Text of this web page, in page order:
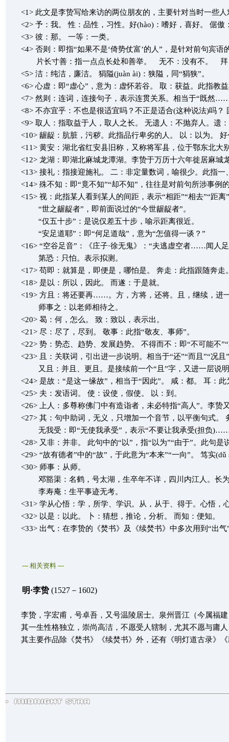
<1> 此文是李贽写给来访的两位朋友的，主要针对当时一些人
<2> 予：我。 性：品性，习性。好(hào)：嗜好，喜好。 倨傲
<3> 彼：那。 一等：一类。
<4> 否则：即指“如果不是‘倚势仗富’的人”，是针对前句宾语
片长寸善：指一点点长处和善举。 无不：没有不。 拜
<5> 洁：纯洁，廉洁。 狷隘(juàn ài)：狭隘，同“狷狭”。
<6> 心虚：即“虚心”，意为：虚怀若谷。 取：获益。此指教
<7> 然则：连词，连接句子，表示连贯关系。相当于“既然……
<8> 不亦宜乎：不也是很适宜吗？不正是适合(这种说法)吗
<9> 取人：指取益于人，取人之长。 无遗人：不抛弃人。遗
<10> 龌龊：肮脏，污秽。此指品行卑劣的人。 以：以为。 好
<11> 黄安：湖北省红安县旧称，又称将军县，位于鄂东北大
<12> 龙湖：即湖北麻城龙潭湖。李贽于万历十六年徙居麻城
<13> 接礼：指接迎施礼。 二：非定量数词，喻很少。此指一
<14> 殊不知：即“竟不知”“却不知”，往往是对前句所涉事例
<15> 视：此指某人看到某人的间距，表示“相距”“相去”“距离
“世之龌龊者”，即前面说过的“今世龌龊者”。
“仅五十步”：是说仅差五十步，喻示距离很近。
“安足道耶”：即“何足道哉”，意为“怎值得一谈？”
<16> “空谷足音”：《庄子·徐无鬼》：“夫逃虚空者……闻人足
第恐：只怕。表示拟测。
<17> 苟即：就算是，即便是，哪怕是。 奔走：此指跟随奔走
<18> 是以：所以，因此。 而遂：于是就。
<19> 方且：将还要再……。方，方将，还将。且，继续，进一
师事之：以老师相待之。
<20> 曷：何，怎么。 致：致以，表示出。
<21> 尽：尽了，尽到。 敬事：此指“敬友、事师”。
<22> 势：势态、趋势、发展趋势。 不得而不：即“不可能不”“
<23> 且：关联词，引出进一步说明。相当于“还”“而且”“况且
又且：并且、更且。是接续前一个“且”字，又进一层说明
<24> 是故：“是这一缘故”，相当于“因此”。 咸：都。 耳：此
<25> 夫：发语词。 使：设使，假使。 以：到。
<26> 上人：多尊称佛门中有造诣者，未必特指“高人”。李贽
<27> 其：句中助词，无义，只增加一个音节，以平衡句式。
无我受：即“无使我承受”，表示“不要让我承受(担负
<28> 又非：并非。 此句中的“以”，指“以为”“由于”。此句是
<29> “故有德者”中的“故”，于此意为“本来”“一向”。 笃实(dǔ
<30> 师事：从师。
邓豁渠：名鹤，号太湖，生卒年不详，四川内江人。长为诸
李寿庵：生平事迹无考。
<31> 学从心悟：学，所学、学识。从，从于、得于。心悟，
<32> 以是：以此。 卜：猜想，推论，分析。 而知：便知。
<33> 出气：在李贽的《焚书》及《续焚书》中多次用到“出气”
--- 相关资料 ---
明·李贽 (1527－1602)
李贽，字宏甫，号卓吾，又号温陵居士。泉州晋江（今属福建
其一生性格独立，崇尚高洁，不愿受人辖制，尤其不愿与庸人
其主要作品除《焚书》《续焚书》外，还有《明灯道古录》《